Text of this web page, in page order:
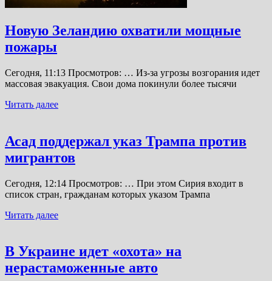
Новую Зеландию охватили мощные
пожары
Сегодня, 11:13 Просмотров: … Из-за угрозы возгорания идет
массовая эвакуация. Свои дома покинули более тысячи
Читать далее
Асад поддержал указ Трампа против
мигрантов
Сегодня, 12:14 Просмотров: … При этом Сирия входит в
список стран, гражданам которых указом Трампа
Читать далее
В Украине идет «охота» на
нерастаможенные авто